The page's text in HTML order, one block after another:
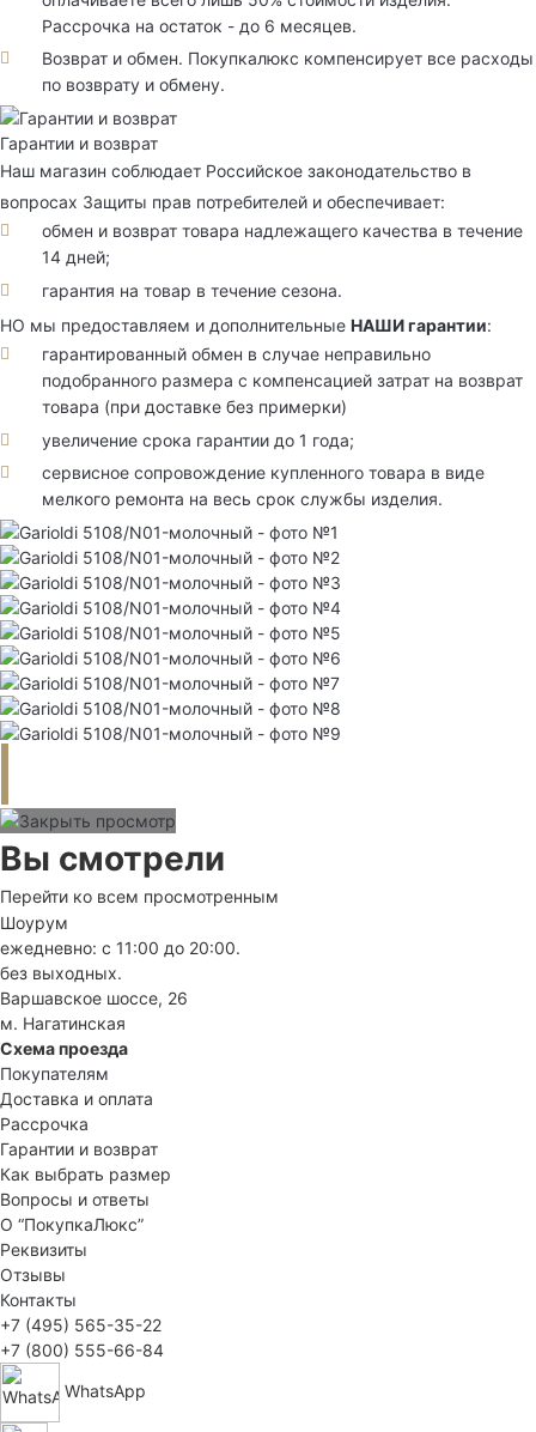
Рассрочка на остаток - до 6 месяцев.
Возврат и обмен. Покупкалюкс компенсирует все расходы
по возврату и обмену.
Гарантии и возврат
Наш магазин соблюдает Российское законодательство в
вопросах Защиты прав потребителей и обеспечивает:
обмен и возврат товара надлежащего качества в течение
14 дней;
гарантия на товар в течение сезона.
НО мы предоставляем и дополнительные НАШИ гарантии:
гарантированный обмен в случае неправильно
подобранного размера с компенсацией затрат на возврат
товара (при доставке без примерки)
увеличение срока гарантии до 1 года;
сервисное сопровождение купленного товара в виде
мелкого ремонта на весь срок службы изделия.
Вы смотрели
Перейти ко всем просмотренным
Шоурум
ежедневно: с 11:00 до 20:00.
без выходных.
Варшавское шоссе, 26
м. Нагатинская
Схема проезда
Покупателям
Доставка и оплата
Рассрочка
Гарантии и возврат
Как выбрать размер
Вопросы и ответы
О “ПокупкаЛюкс”
Реквизиты
Отзывы
Контакты
+7 (495) 565-35-22
+7 (800) 555-66-84
WhatsApp